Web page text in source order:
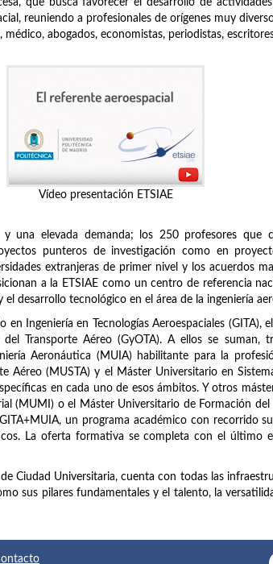
reuniendo a profesionales de orígenes muy
abogados, economistas, periodistas,
Vídeo presentación ETSIAE
y una elevada demanda; los 250 profesores que
punteros de investigación como en
extranjeras de primer nivel y los acuerdos
a la ETSIAE como un centro de referencia
desarrollo tecnológico en el área de la ingeniería
Ingeniería en Tecnologías Aeroespaciales (GITA),
Transporte Aéreo (GyOTA). A ellos se suman,
Aeronáutica (MUIA) habilitante para la
Aéreo (MUSTA) y el Máster Universitario en
en cada uno de esos ámbitos. Y otros
(MUMI) o el Máster Universitario de Formación del
un programa académico con recorrido
La oferta formativa se completa con el último
Ciudad Universitaria, cuenta con todas las
sus pilares fundamentales y el talento, la